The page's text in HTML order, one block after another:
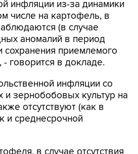
инфляции из-за динамики
числе на картофель, в
(в случае
аномалий в период
сохранения приемлемого
- говорится в докладе.
инфляции со
зернобобовых культур на
отсутствуют (как в
и среднесрочной